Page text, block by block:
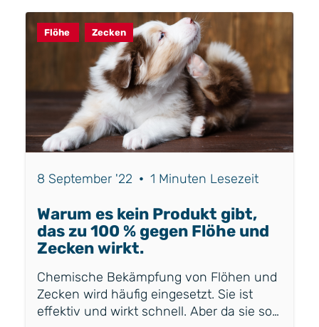
Krankheitserreger, aber ein Biss kann
dennoch erheblichen Schaden anrichten.
Manchmal merkt man erst nach Tagen,
dass sich der Hund anders verhält: träge,
Fieber, schlechter Appetit oder
Schmerzen in den Gelenken. Frühe
Erkennung ist schwierig, daher ist
Prävention entscheidend.
Flöhe Zecken
8 September '22 • 1 Minuten Lesezeit
Warum es kein Produkt gibt,
das zu 100 % gegen Flöhe und
Zecken wirkt.
Chemische Bekämpfung von Flöhen und
Zecken wird häufig eingesetzt. Sie ist
effektiv und wirkt schnell. Aber da sie so